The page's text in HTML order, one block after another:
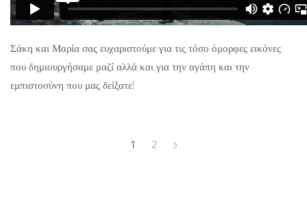
Σάκη και Μαρία σας ευχαριστούμε για τις τόσο όμορφες εικόνες
που δημιουργήσαμε μαζί αλλά και για την αγάπη και την
εμπιστοσύνη που μας δείξατε!
1 2